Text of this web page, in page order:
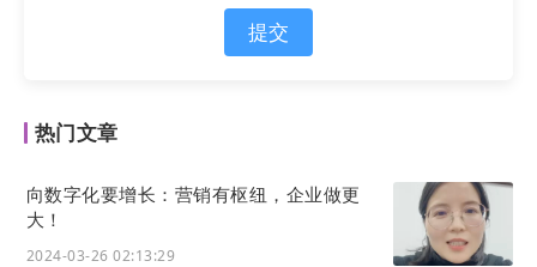
从市场活动出发，上海上搜将传统的营销物料
将其融入自建的营销体系内持续分发，精准触
3
提交
热门文章
向数字化要增长：营销有枢纽，企业做更
大！
2024-03-26 02:13:29